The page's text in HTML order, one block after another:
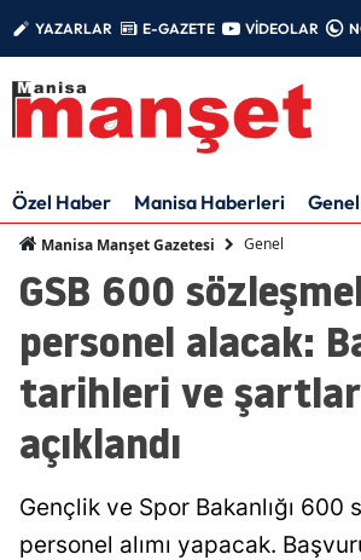
YAZARLAR E-GAZETE VİDEOLAR
Özel Haber Manisa Haberleri Genel
Manisa Manşet Gazetesi Genel
GSB 600
personel alacak:
tarihleri ve şartlar
açıklandı
Gençlik ve Spor Bakanlığı 600
personel alımı yapacak.